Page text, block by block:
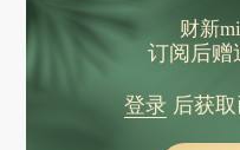
财新
订阅后赠
登录后获取